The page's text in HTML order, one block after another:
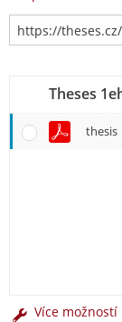
Theses
thesis
Více možností